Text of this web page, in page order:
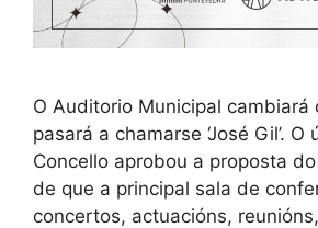
O Auditorio Municipal cambiará
pasará a chamarse ‘José Gil’.
Concello aprobou a proposta
de que a principal sala de
concertos, actuacións,